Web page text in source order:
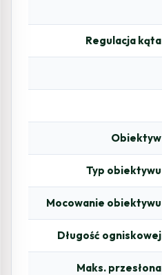
Regulacja kąta
Obiektyw
Typ obiektywu
Mocowanie obiektywu
Długość ogniskowej
Maks. przesłona